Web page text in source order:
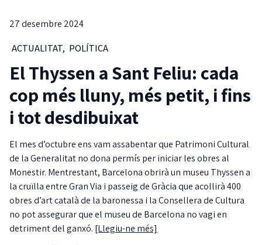
27 desembre 2024
ACTUALITAT, POLÍTICA
El Thyssen a Sant Feliu: cada
cop més lluny, més petit, i fins
i tot desdibuixat
El mes d’octubre ens vam assabentar que Patrimoni Cultural
de la Generalitat no dona permís per iniciar les obres al
Monestir. Mentrestant, Barcelona obrirà un museu Thyssen a
la cruïlla entre Gran Via i passeig de Gràcia que acollirà 400
obres d’art català de la baronessa i la Consellera de Cultura
no pot assegurar que el museu de Barcelona no vagi en
detriment del ganxó. [Llegiu-ne més]